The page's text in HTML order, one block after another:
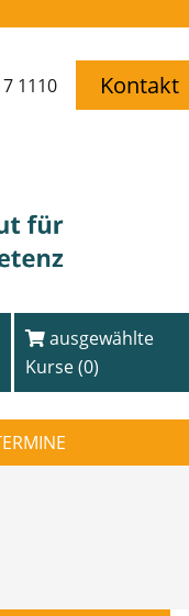
1110 Kontakt
ausgewählte
Kurse (0)